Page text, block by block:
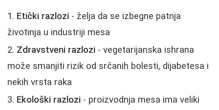
Etički razlozi - želja da se izbegne patnja
životinja u industriji mesa
Zdravstveni razlozi - vegetarijanska ishrana
može smanjiti rizik od srčanih bolesti, dijabetesa i
nekih vrsta raka
Ekološki razlozi - proizvodnja mesa ima veliki